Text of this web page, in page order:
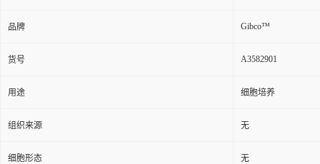
品牌 Gibco™
货号 A3582901
用途 细胞培养
组织来源 无
细胞形态 无